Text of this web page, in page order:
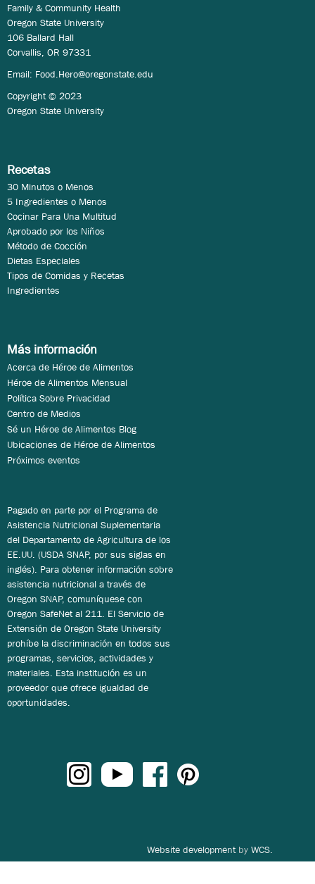
Family & Community Health
Oregon State University
106 Ballard Hall
Corvallis, OR 97331
Email: Food.Hero@oregonstate.edu
Copyright © 2023
Oregon State University
Recetas
30 Minutos o Menos
5 Ingredientes o Menos
Cocinar Para Una Multitud
Aprobado por los Niños
Método de Cocción
Dietas Especiales
Tipos de Comidas y Recetas
Ingredientes
Más información
Acerca de Héroe de Alimentos
Héroe de Alimentos Mensual
Política Sobre Privacidad
Centro de Medios
Sé un Héroe de Alimentos Blog
Ubicaciones de Héroe de Alimentos
Próximos eventos
Pagado en parte por el Programa de
Asistencia Nutricional Suplementaria
del Departamento de Agricultura de los
EE.UU. (USDA SNAP, por sus siglas en
inglés). Para obtener información sobre
asistencia nutricional a través de
Oregon SNAP, comuníquese con
Oregon SafeNet al 211. El Servicio de
Extensión de Oregon State University
prohíbe la discriminación en todos sus
programas, servicios, actividades y
materiales. Esta institución es un
proveedor que ofrece igualdad de
oportunidades.
Website developmentby WCS.